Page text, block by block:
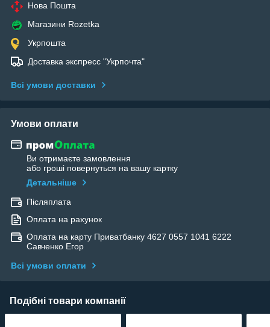
Нова Пошта
Магазини Rozetka
Укрпошта
Доставка экспресс "Укрпочта"
Всі умови доставки
Умови оплати
Ви отримаєте замовлення
або гроші повернуться на вашу картку
Детальніше
Післяплата
Оплата на рахунок
Оплата на карту Приватбанку 4627 0557 1041 6222
Савченко Егор
Всі умови оплати
Подібні товари компанії